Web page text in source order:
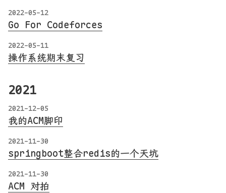
2022-05-12
Go For Codeforces
2022-05-11
操作系统期末复习
2021
2021-12-05
我的ACM脚印
2021-11-30
springboot整合redis的一个天坑
2021-11-30
ACM 对拍